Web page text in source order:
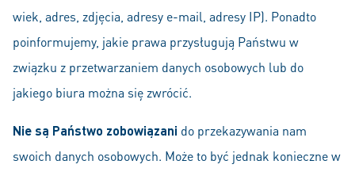
wiek, adres, zdjęcia, adresy e-mail, adresy IP). Ponadto
poinformujemy, jakie prawa przysługują Państwu w
związku z przetwarzaniem danych osobowych lub do
jakiego biura można się zwrócić.
Nie są Państwo zobowiązani do przekazywania nam
swoich danych osobowych. Może to być jednak konieczne w